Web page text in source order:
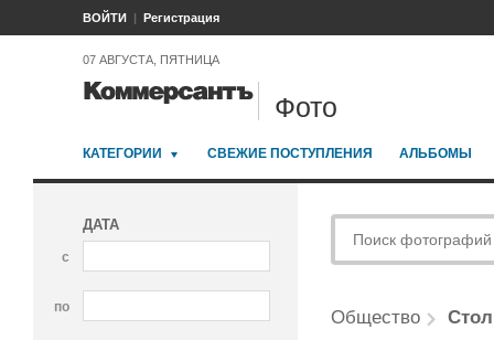
ВОЙТИ Регистрация
07 АВГУСТА, ПЯТНИЦА
Фото
КАТЕГОРИИ СВЕЖИЕ ПОСТУПЛЕНИЯ АЛЬБОМЫ
ДАТА
с
по
Общество